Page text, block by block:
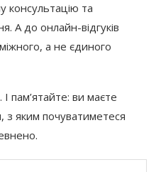
консультацію та
А до онлайн-відгуків
а не єдиного
пам’ятайте: ви маєте
з яким почуватиметеся